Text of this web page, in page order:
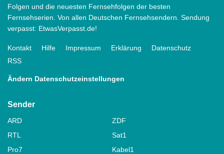
Folgen und die neuesten Fernsehfolgen der besten
Fernsehserien. Von allen Deutschen Fernsehsendern. Sendung
verpasst: EtwasVerpasst.de!
Kontakt Hilfe Impressum Erklärung
Datenschutz
RSS
Ändern Datenschutzeinstellungen
Sender
ARD
ZDF
RTL
Sat1
Pro7
Kabel1